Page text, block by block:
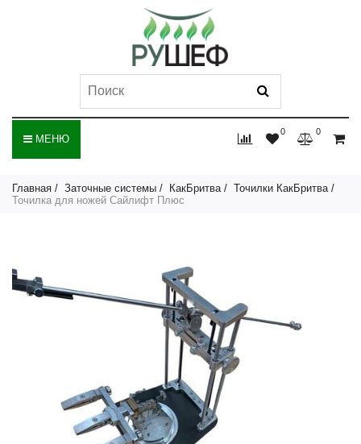
0 0
МЕНЮ
Главная Заточные системы КакБритва
Точилки КакБритва
Точилка для ножей Сайлифт Плюс